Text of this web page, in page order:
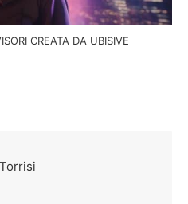
CREATA DA UBISIVE